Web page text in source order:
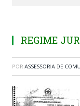
REGIME
POR ASSESSORIA DE